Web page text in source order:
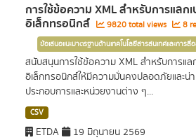
การใช้ข้อความ XML สำหรับการแลก
อิเล็กทรอนิกส์ 9820 total views 8
ข้อเสนอแนะมาตรฐานด้านเทคโนโลยีสารสนเทศและการสื่
สนับสนุนการใช้ข้อความ XML สำหรับการแล
อิเล็กทรอนิกส์ให้มีความมั่นคงปลอดภัยและน่
ประกอบการและหน่วยงานต่าง ๆ...
CSV
ETDA 19 มิถุนายน 2569